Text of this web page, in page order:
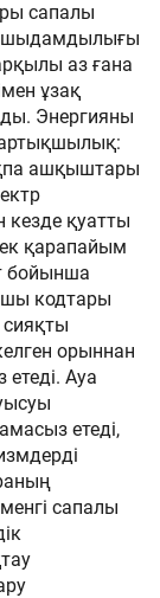
сапалы
шыдамдылығы
аз ғана
ұзақ
Энергияны
ашқыштары
кезде қуатты
қарапайым
бойынша
кодтары
орыннан
Ауа
етеді,
сапалы